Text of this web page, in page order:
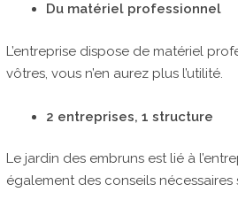
Du matériel professionnel
L’entreprise dispose de matériel
vôtres, vous n’en aurez plus l’utilité.
2 entreprises, 1 structure
Le jardin des embruns est lié à
également des conseils nécessaires